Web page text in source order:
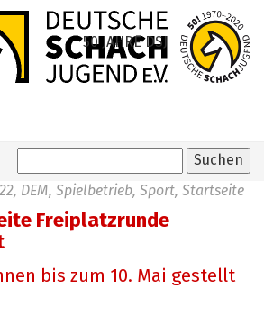
50 JAHRE DSJ
DEM, Spielbetrieb, Sport, Startseite
Freiplatzrunde
bis zum 10. Mai gestellt